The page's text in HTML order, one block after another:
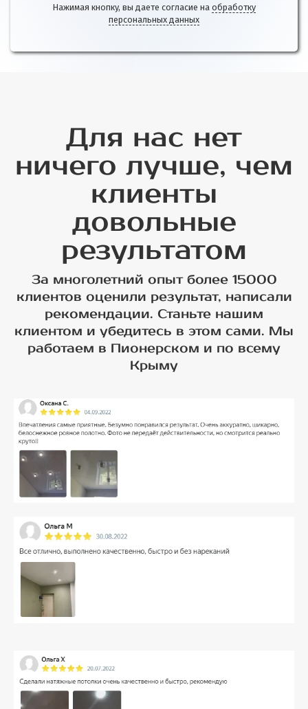
Нажимая кнопку, вы даете согласие на обработку
персональных данных
Для нас нет
ничего лучше, чем
клиенты
довольные
результатом
За многолетний опыт более 15000
клиентов оценили результат, написали
рекомендации. Станьте нашим
клиентом и убедитесь в этом сами. Мы
работаем в Пионерском и по всему
Крыму